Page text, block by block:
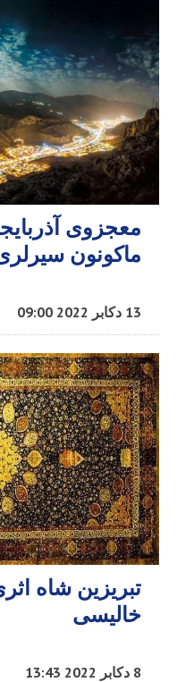
معجزوی
ماکونون
13 دکابر 2022 09:00
تبریزین شاه
خالیسی
8 دکابر 2022 13:43